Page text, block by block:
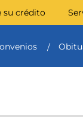
su crédito